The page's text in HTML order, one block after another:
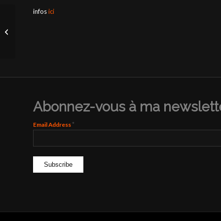
infosici
Abonnez-vous à ma
Email Address *